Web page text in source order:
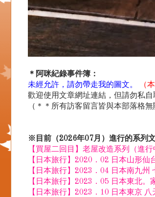
＊阿咪紀錄事件簿：
未經允許，請勿帶走我的圖文。
（
歡迎使用文章網址連結，但請勿私自
（＊＊所有訪客留言皆與本部落格
※目前（2026年07月）進行的系列
【買屋二回目】老屋改造系列（進行
【日本旅行】2020．02 日本山形仙
【日本旅行】2023．04 日本南九州
【日本旅行】2023．05 日本東北。
【日本旅行】2023．10 日本東京 八